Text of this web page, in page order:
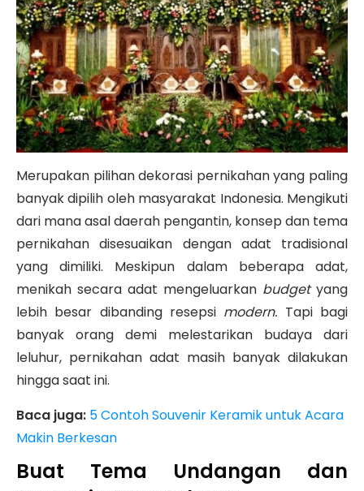
Merupakan pilihan dekorasi pernikahan yang paling
banyak dipilih oleh masyarakat Indonesia. Mengikuti
dari mana asal daerah pengantin, konsep dan tema
pernikahan disesuaikan dengan adat tradisional
yang dimiliki. Meskipun dalam beberapa adat,
menikah secara adat mengeluarkan budgetyang
lebih besar dibanding resepsi modern. Tapi bagi
banyak orang demi melestarikan budaya dari
leluhur, pernikahan adat masih banyak dilakukan
hingga saat ini.
Baca juga: 5 Contoh Souvenir Keramik untuk Acara
Makin Berkesan
Buat Tema Undangan dan